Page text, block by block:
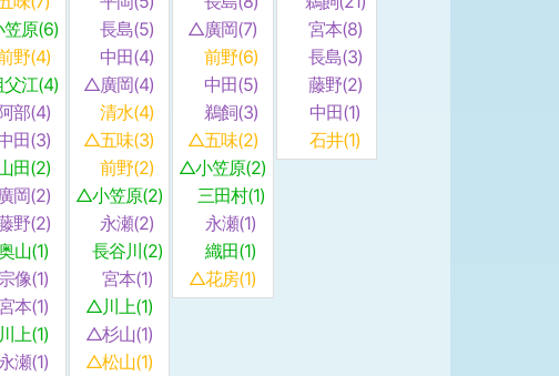
原(6)
野(4)
江(4)
部(4)
田(3)
田(2)
岡(2)
野(2)
山(1)
像(1)
本(1)
上(1)
瀬(1)
長島(5)
中田(4)
△廣岡(4)
清水(4)
△五味(3)
前野(2)
△小笠原(2)
永瀬(2)
長谷川(2)
宮本(1)
△川上(1)
△杉山(1)
△松山(1)
△廣岡(7)
前野(6)
中田(5)
鵜飼(3)
△五味(2)
△小笠原(2)
三田村(1)
永瀬(1)
織田(1)
△花房(1)
宮本(8)
長島(3)
藤野(2)
中田(1)
石井(1)